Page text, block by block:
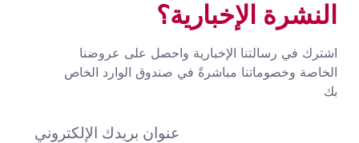
النشرة الإخبارية؟
اشترك في رسالتنا الإخبارية واحصل على عروضنا
الخاصة وخصوماتنا مباشرةً في صندوق الوارد الخاص
بك